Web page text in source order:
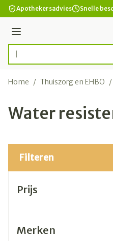
Ga naar de inhoud
Apothekersadvies Snelle
Menu
Product, merk, categorie...
Home / Thuiszorg en EHBO /
Water
Filteren
Prijs
Merken